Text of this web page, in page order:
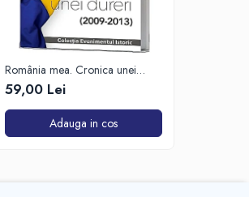
România mea. Cronica unei
dureri (2009-2013)
59,00 Lei
Adauga in cos